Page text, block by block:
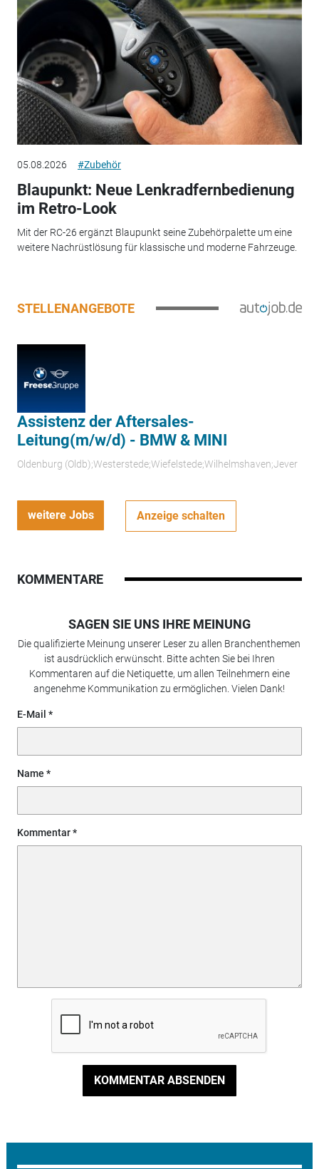
05.08.2026 #Zubehör
Blaupunkt: Neue Lenkradfernbedienung
im Retro-Look
Mit der RC-26 ergänzt Blaupunkt seine Zubehörpalette um eine
weitere Nachrüstlösung für klassische und moderne Fahrzeuge.
STELLENANGEBOTE
Assistenz der Aftersales-
Leitung(m/w/d) - BMW & MINI
Oldenburg (Oldb);Westerstede;Wiefelstede;Wilhelmshaven;Jever
weitere Jobs Anzeige schalten
KOMMENTARE
SAGEN SIE UNS IHRE MEINUNG
Die qualifizierte Meinung unserer Leser zu allen Branchenthemen
ist ausdrücklich erwünscht. Bitte achten Sie bei Ihren
Kommentaren auf die Netiquette, um allen Teilnehmern eine
angenehme Kommunikation zu ermöglichen. Vielen Dank!
E-Mail
Name
Kommentar
KOMMENTAR ABSENDEN